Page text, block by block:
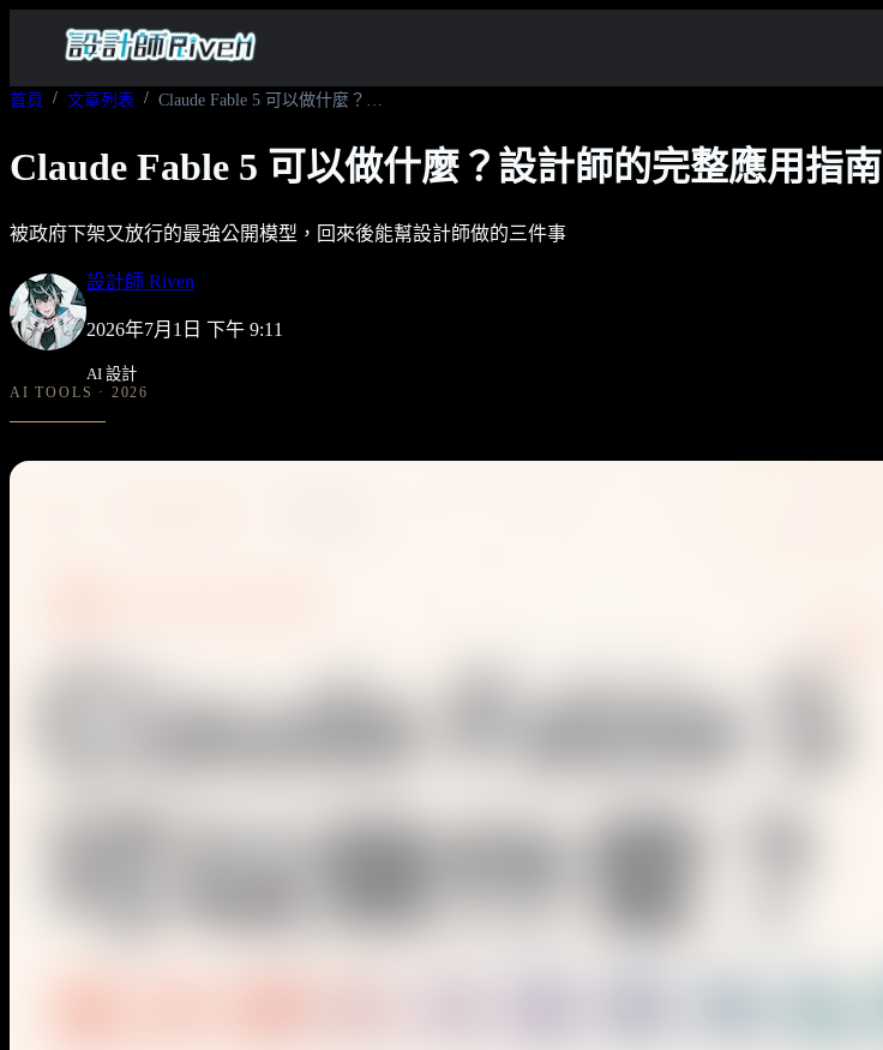
首頁 文章列表 Claude Fable 5 可以做什麼？設計師的完整應用指南
Claude Fable 5 可以做什麼？設計師的完整應用指南
被政府下架又放行的最強公開模型，回來後能幫設計師做的三件事
設計師 Riven
2026年7月1日 下午 9:11
AI 設計
AI TOOLS · 2026